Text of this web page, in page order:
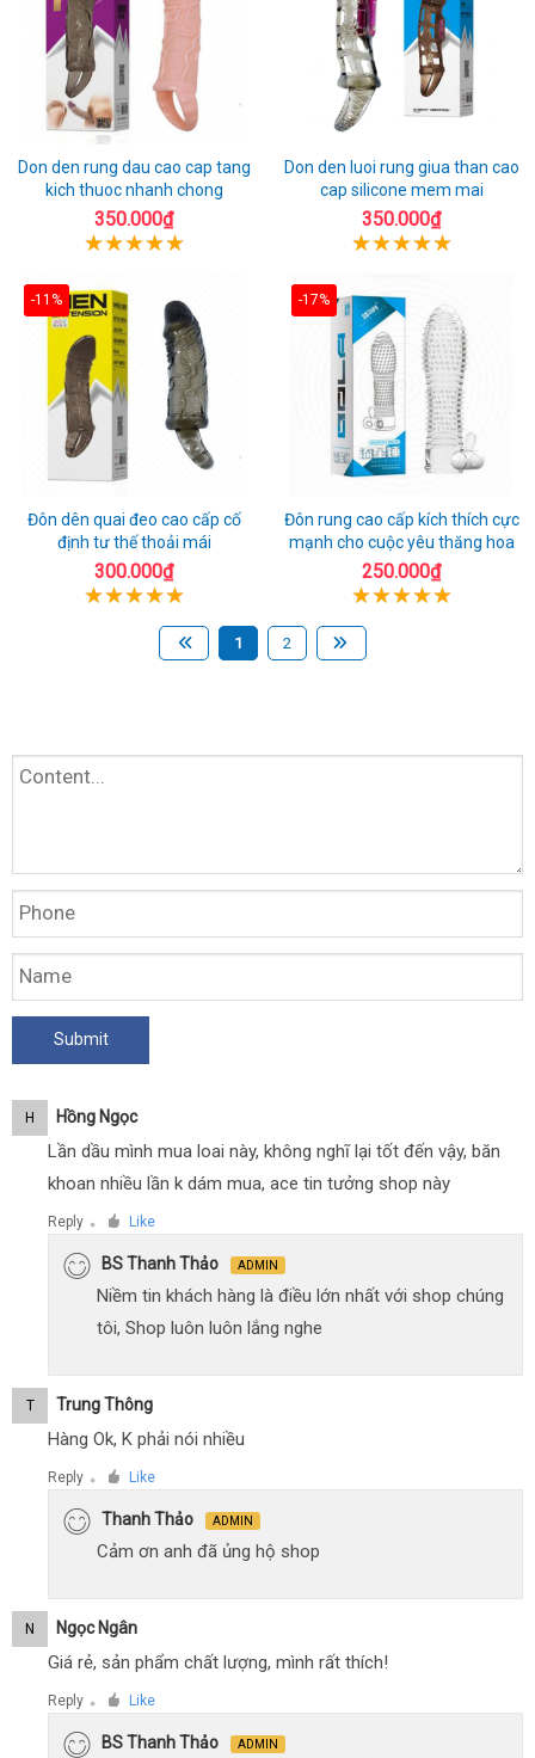
Don den rung dau cao cap tang
kich thuoc nhanh chong
350.000₫
Don den luoi rung giua than cao
cap silicone mem mai
350.000₫
-11%
Đôn dên quai đeo cao cấp cố
định tư thế thoải mái
300.000₫
-17%
Đôn rung cao cấp kích thích cực
mạnh cho cuộc yêu thăng hoa
250.000₫
1 2
H Hồng Ngọc
Lần dầu mình mua loai này, không nghĩ lại tốt đến vậy, băn
khoan nhiều lần k dám mua, ace tin tưởng shop này
Reply ● Like
BS Thanh Thảo ADMIN
Niềm tin khách hàng là điều lớn nhất với shop chúng
tôi, Shop luôn luôn lắng nghe
T Trung Thông
Hàng Ok, K phải nói nhiều
Reply ● Like
Thanh Thảo ADMIN
Cảm ơn anh đã ủng hộ shop
N Ngọc Ngân
Giá rẻ, sản phẩm chất lượng, mình rất thích!
Reply ● Like
BS Thanh Thảo ADMIN